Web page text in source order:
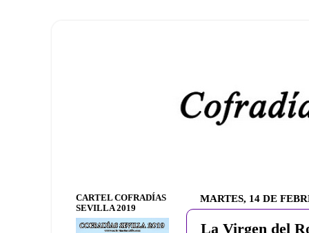
MARTES, 14 DE
La Virgen del
CARTEL COFRADÍAS
SEVILLA 2019